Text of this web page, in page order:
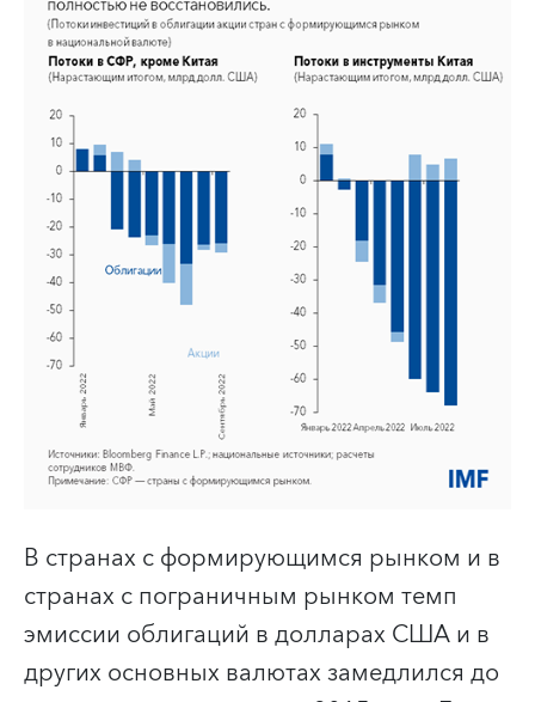
В странах с формирующимся рынком и в
странах с пограничным рынком темп
эмиссии облигаций в долларах США и в
других основных валютах замедлился до